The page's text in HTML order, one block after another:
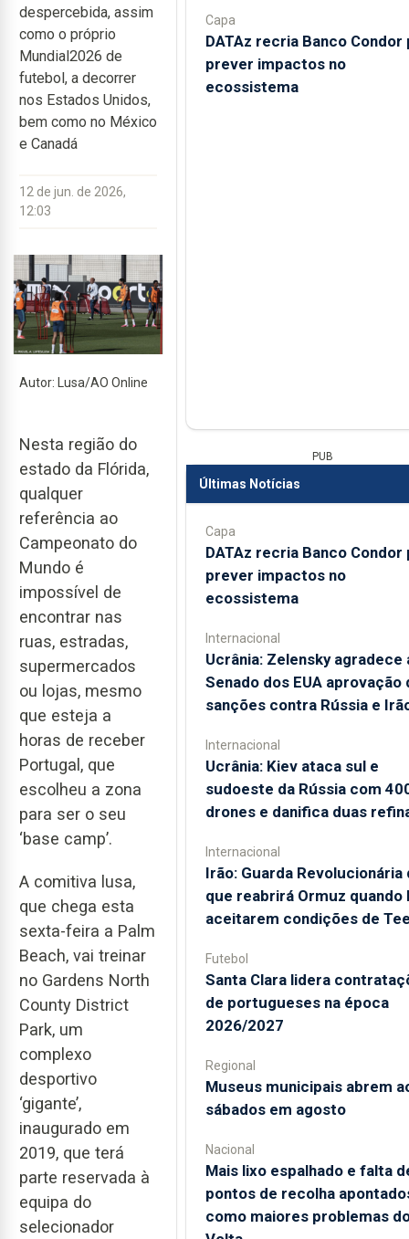
despercebida, assim
como o próprio
Mundial2026 de
futebol, a decorrer
nos Estados Unidos,
bem como no México
e Canadá
12 de jun. de 2026,
12:03
Autor: Lusa/AO Online
Nesta região do
estado da Flórida,
qualquer
referência ao
Campeonato do
Mundo é
impossível de
encontrar nas
ruas, estradas,
supermercados
ou lojas, mesmo
que esteja a
horas de receber
Portugal, que
escolheu a zona
para ser o seu
‘base camp’.
A comitiva lusa,
que chega esta
sexta-feira a Palm
Beach, vai treinar
no Gardens North
County District
Park, um
complexo
desportivo
‘gigante’,
inaugurado em
2019, que terá
parte reservada à
equipa do
selecionador
Capa
DATAz recria Banco Condor
prever impactos no
ecossistema
PUB
Últimas Notícias
Capa
DATAz recria Banco Condor
prever impactos no
ecossistema
Internacional
Ucrânia: Zelensky agradece
Senado dos EUA aprovação
sanções contra Rússia e
Internacional
Ucrânia: Kiev ataca sul e
sudoeste da Rússia com
drones e danifica duas
Internacional
Irão: Guarda Revolucionária
que reabrirá Ormuz quando
aceitarem condições de
Futebol
Santa Clara lidera
de portugueses na época
2026/2027
Regional
Museus municipais abrem
sábados em agosto
Nacional
Mais lixo espalhado e falta
pontos de recolha
como maiores problemas